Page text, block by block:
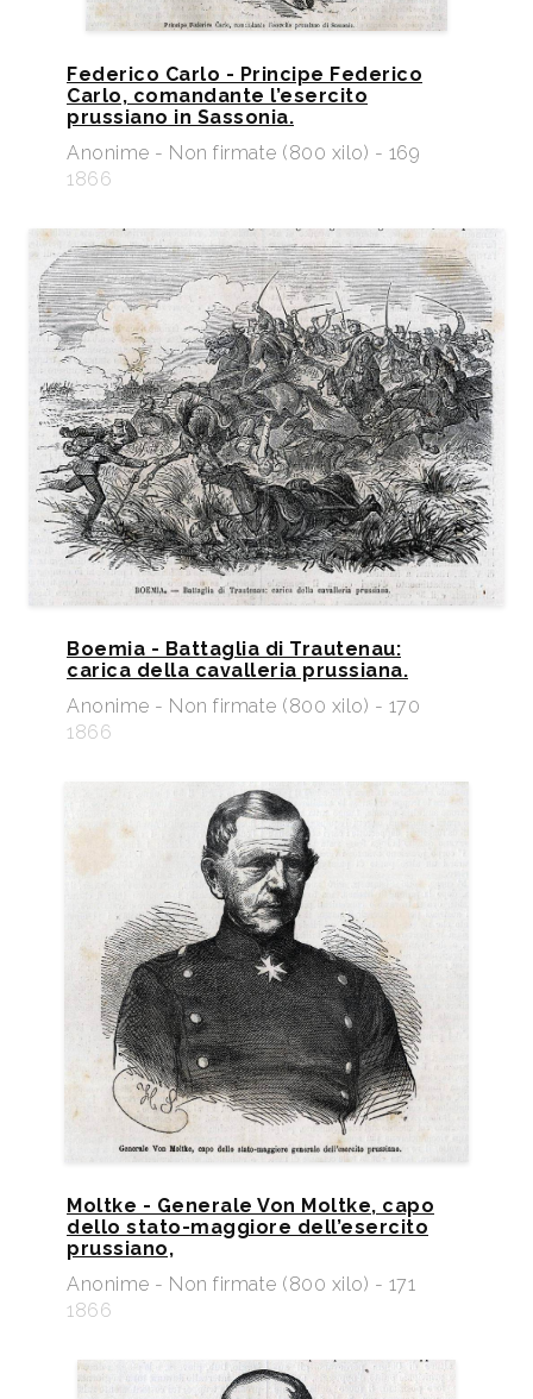
Federico Carlo - Principe Federico
Carlo, comandante l’esercito
prussiano in Sassonia.
Anonime - Non firmate (800 xilo) - 169
1866
Boemia - Battaglia di Trautenau:
carica della cavalleria prussiana.
Anonime - Non firmate (800 xilo) - 170
1866
Moltke - Generale Von Moltke, capo
dello stato-maggiore dell’esercito
prussiano,
Anonime - Non firmate (800 xilo) - 171
1866